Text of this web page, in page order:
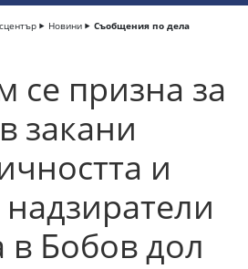
Новини Съобщения по дела
се призна за
закани
и
в Бобов дол